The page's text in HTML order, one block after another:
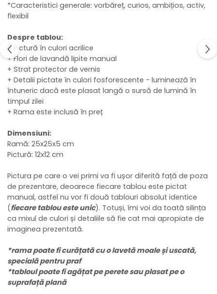
*Caracteristici generale: vorbăreț, curios, ambițios, activ,
flexibil
Despre tablou:
+ Pictură în culori acrilice
+ Flori de lavandă lipite manual
+ Strat protector de vernis
+ Detalii pictate în culori fosforescente - luminează în
întuneric dacă este plasat langă o sursă de lumină în
timpul zilei
+ Rama este inclusă în preț
Dimensiuni:
Ramă: 25x25x5 cm
Pictură: 12x12 cm
Pictura pe care o vei primi va fi ușor diferită față de poza
de prezentare, deoarece fiecare tablou este pictat
manual, astfel nu vor fi două tablouri absolut identice
(fiecare tablou este unic). Totuși, îmi voi da toată silința
ca mixul de culori și detaliile să fie cat mai apropiate de
imaginea prezentată.
*rama poate fi curățată cu o lavetă moale și uscată,
specială pentru praf
*tabloul poate fi agățat pe perete sau plasat pe o
suprafață plană